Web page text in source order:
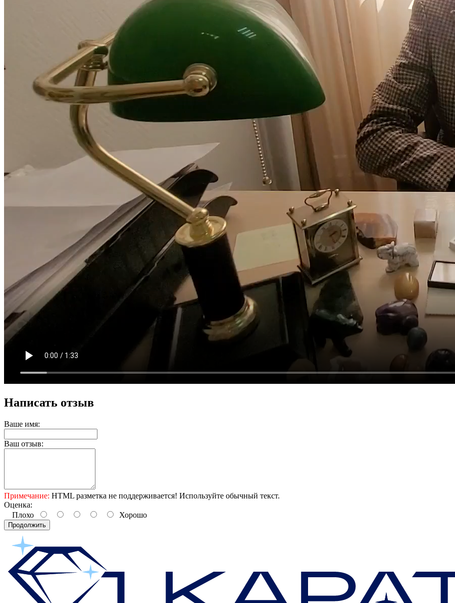
Написать отзыв
Ваше имя:
Ваш отзыв:
Примечание: HTML разметка не поддерживается! Используйте обычный текст.
Оценка:
Плохо
Хорошо
Продолжить